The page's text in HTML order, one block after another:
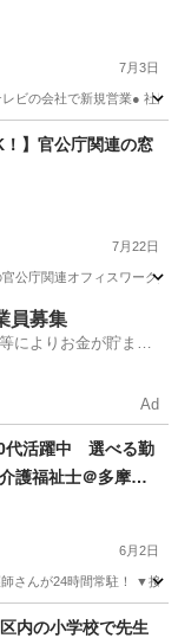
7月3日
ビの会社で新規営業● 社
トラスト
】官公庁関連の窓
7月22日
官公庁関連オフィスワー
トラスト
員募集
によりお金が貯まり
Ad
代活躍中 選べる勤
福祉士＠多摩堤
6月2日
さんが24時間常駐！ ▼接
時給内の小学校で先生